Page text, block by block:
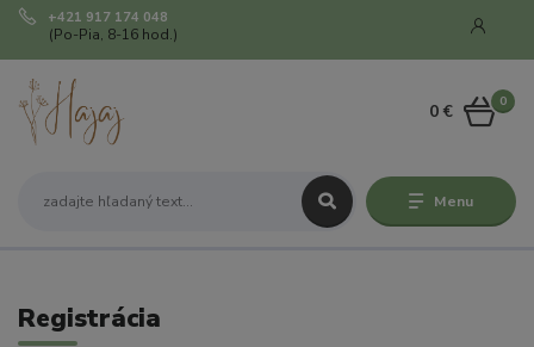
Menu
+421 917 174 048
(Po-Pia, 8-16 hod.)
0
0 €
Registrácia